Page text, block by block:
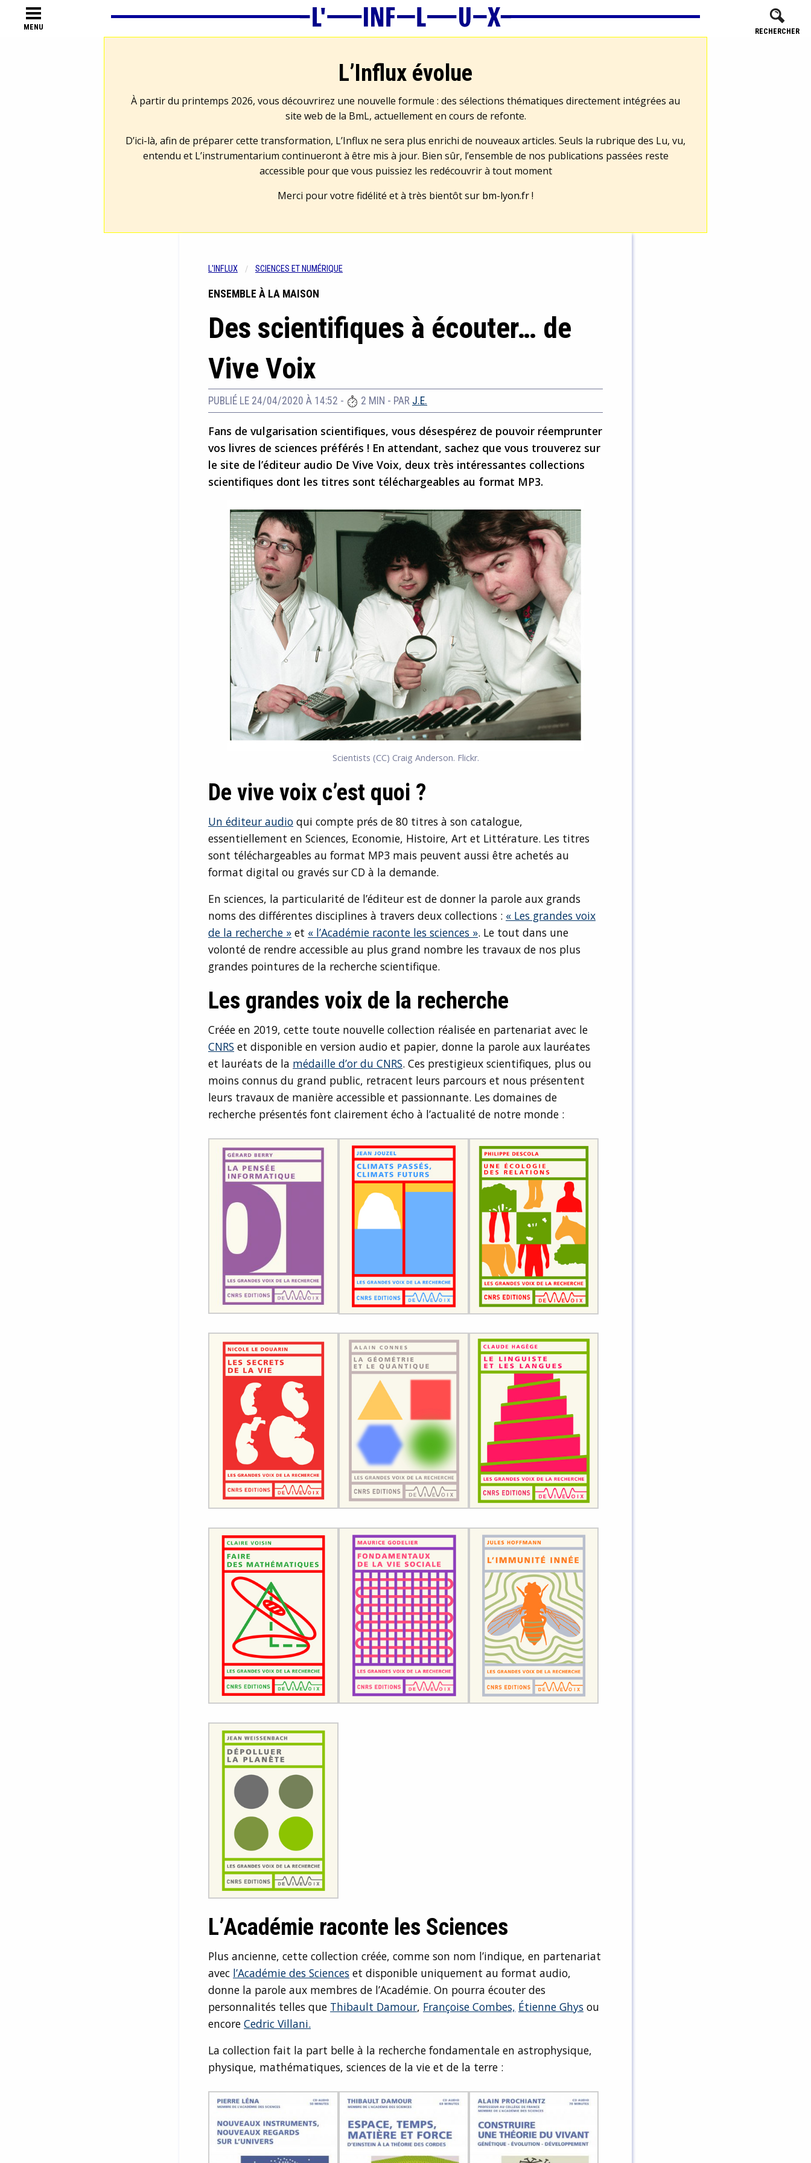
MENU RECHERCHER
L’Influx évolue
À partir du printemps 2026, vous découvrirez une nouvelle formule : des sélections thématiques directement intégrées au
site web de la BmL, actuellement en cours de refonte.
D’ici-là, afin de préparer cette transformation, L’Influx ne sera plus enrichi de nouveaux articles. Seuls la rubrique des Lu, vu,
entendu et L’instrumentarium continueront à être mis à jour. Bien sûr, l’ensemble de nos publications passées reste
accessible pour que vous puissiez les redécouvrir à tout moment
Merci pour votre fidélité et à très bientôt sur bm-lyon.fr!
L'INFLUX SCIENCES ET NUMÉRIQUE
ENSEMBLE À LA MAISON
Des scientifiques à écouter… de
Vive Voix
PUBLIÉ LE 24/04/2020 À 14:52 - 2 MIN - PAR J.E.
Fans de vulgarisation scientifiques, vous désespérez de pouvoir réemprunter
vos livres de sciences préférés ! En attendant, sachez que vous trouverez sur
le site de l’éditeur audio De Vive Voix, deux très intéressantes collections
scientifiques dont les titres sont téléchargeables au format MP3.
Scientists (CC) Craig Anderson. Flickr.
De vive voix c’est quoi ?
Un éditeur audio qui compte prés de 80 titres à son catalogue,
essentiellement en Sciences, Economie, Histoire, Art et Littérature. Les titres
sont téléchargeables au format MP3 mais peuvent aussi être achetés au
format digital ou gravés sur CD à la demande.
En sciences, la particularité de l’éditeur est de donner la parole aux grands
noms des différentes disciplines à travers deux collections : « Les grandes voix
de la recherche » et « l’Académie raconte les sciences ». Le tout dans une
volonté de rendre accessible au plus grand nombre les travaux de nos plus
grandes pointures de la recherche scientifique.
Les grandes voix de la recherche
Créée en 2019, cette toute nouvelle collection réalisée en partenariat avec le
CNRS et disponible en version audio et papier, donne la parole aux lauréates
et lauréats de la médaille d’or du CNRS. Ces prestigieux scientifiques, plus ou
moins connus du grand public, retracent leurs parcours et nous présentent
leurs travaux de manière accessible et passionnante. Les domaines de
recherche présentés font clairement écho à l’actualité de notre monde :
L’Académie raconte les Sciences
Plus ancienne, cette collection créée, comme son nom l’indique, en partenariat
avec l’Académie des Sciences et disponible uniquement au format audio,
donne la parole aux membres de l’Académie. On pourra écouter des
personnalités telles que Thibault Damour, Françoise Combes, Étienne Ghys ou
encore Cedric Villani.
La collection fait la part belle à la recherche fondamentale en astrophysique,
physique, mathématiques, sciences de la vie et de la terre :